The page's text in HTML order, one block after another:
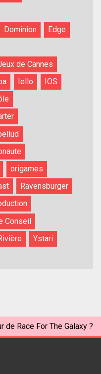
Dominion
Edge
de Cannes
Iello
IOS
origames
Ravensburger
Conseil
Ystari
de Race For The Galaxy ?